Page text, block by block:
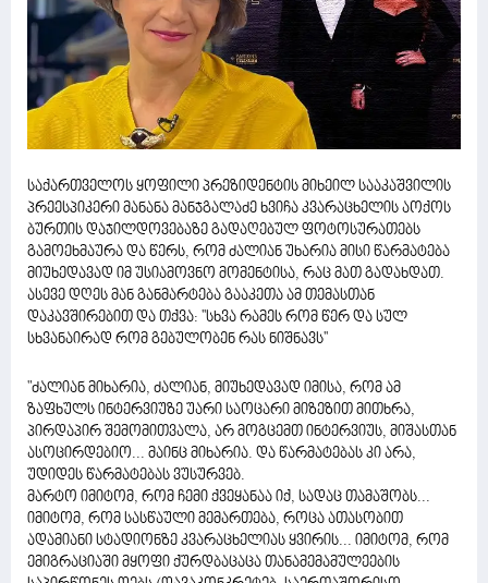
საქართველოს ყოფილი პრეზიდენტის მიხეილ სააკაშვილის
პრეესპიკერი მანანა მანჯგალაძე ხვიჩა კვარაცხელის აოქოს
ბურთის დაჯილდოვებაზე გადაღებულ ფოტოსურათებს
გამოეხმაურა და წერს, რომ ძალიან უხარია მისი წარმატება
მიუხედავად იმ უსიამოვნო მომენტისა, რაც მათ გადახდათ.
ასევე დღეს მან განმარტება გააკეთა ამ თემასთან
დაკავშირებით და თქვა: ''სხვა რამეს რომ წერ და სულ
სხვანაირად რომ გებულობენ რას ნიშნავს''
"ძალიან მიხარია, ძალიან, მიუხედავად იმისა, რომ ამ
ზაფხულს ინტერვიუზე უარი საოცარი მიზეზით მითხრა,
პირდაპირ შემომითვალა, არ მოგცემთ ინტერვიუს, მიშასთან
ასოცირდებიო... მაინც მიხარია. და წარმატებას კი არა,
უდიდეს წარმატებას ვუსურვებ.
მარტო იმიტომ, რომ ჩემი ქვეყანაა იქ, სადაც თამაშობს...
იმიტომ, რომ სასწაული მემართება, როცა ათასობით
ადამიანი სტადიონზე კვარაცხელიას ყვირის... იმიტომ, რომ
ემიგრაციაში მყოფი ქურდბაცაცა თანამემამულეების